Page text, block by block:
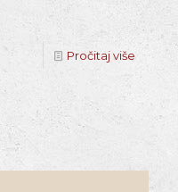
Pročitaj više